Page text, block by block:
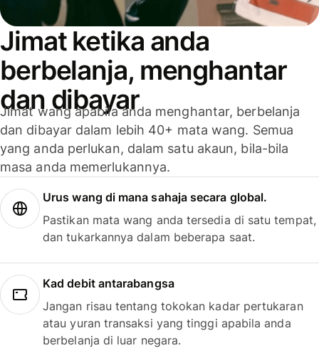
Jimat ketika anda
berbelanja, menghantar
dan dibayar
Jimat wang apabila anda menghantar, berbelanja
dan dibayar dalam lebih 40+ mata wang. Semua
yang anda perlukan, dalam satu akaun, bila-bila
masa anda memerlukannya.
Urus wang di mana sahaja secara global.
Pastikan mata wang anda tersedia di satu tempat,
dan tukarkannya dalam beberapa saat.
Kad debit antarabangsa
Jangan risau tentang tokokan kadar pertukaran
atau yuran transaksi yang tinggi apabila anda
berbelanja di luar negara.